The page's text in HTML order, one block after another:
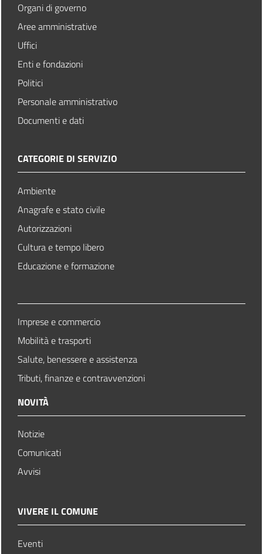
Organi di governo
Aree amministrative
Uffici
Enti e fondazioni
Politici
Personale amministrativo
Documenti e dati
CATEGORIE DI SERVIZIO
Ambiente
Anagrafe e stato civile
Autorizzazioni
Cultura e tempo libero
Educazione e formazione
Imprese e commercio
Mobilità e trasporti
Salute, benessere e assistenza
Tributi, finanze e contravvenzioni
NOVITÀ
Notizie
Comunicati
Avvisi
VIVERE IL COMUNE
Eventi